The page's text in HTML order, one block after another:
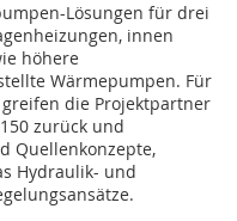
Lösungen für drei
innen
höhere
Wärmepumpen. Für
die Projektpartner
zurück und
Quellenkonzepte,
Hydraulik- und